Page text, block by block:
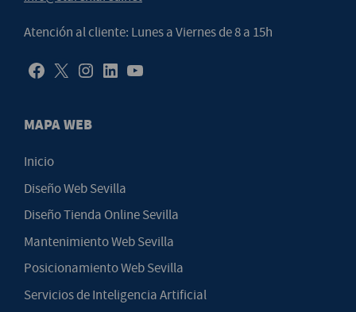
Atención al cliente: Lunes a Viernes de 8 a 15h
MAPA WEB
Inicio
Diseño Web Sevilla
Diseño Tienda Online Sevilla
Mantenimiento Web Sevilla
Posicionamiento Web Sevilla
Servicios de Inteligencia Artificial